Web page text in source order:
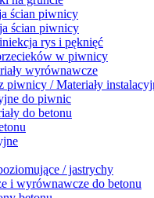
ścian piwnicy
ścian piwnicy
rys i pęknięć
w piwnicy
wyrównawcze
piwnicy / Materiały
do piwnic
do betonu
/ jastrychy
i wyrównawcze do betonu